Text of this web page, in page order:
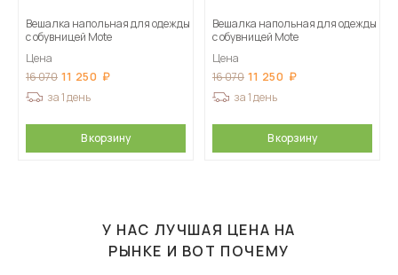
Вешалка напольная для одежды
с обувницей Mote
Цена
16 070 11 250
за 1 день
В корзину
Вешалка напольная для одежды
с обувницей Mote
Цена
16 070 11 250
за 1 день
В корзину
У НАС ЛУЧШАЯ ЦЕНА НА
РЫНКЕ И ВОТ ПОЧЕМУ